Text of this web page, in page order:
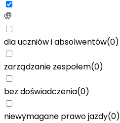
dla uczniów i absolwentów(0)
zarządzanie zespołem(0)
bez doświadczenia(0)
niewymagane prawo jazdy(0)